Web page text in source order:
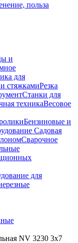
польза
и
для
стяжкамиРезка
Станки для
техникаВесовое
Бензиновые и
Садовая
Сварочное
для
NV 3230 3х7